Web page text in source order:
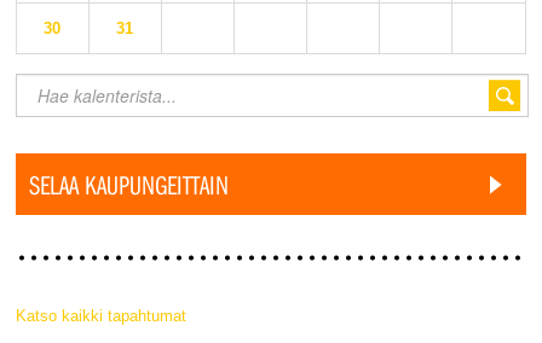
30 31
SELAA KAUPUNGEITTAIN
Katso kaikki tapahtumat